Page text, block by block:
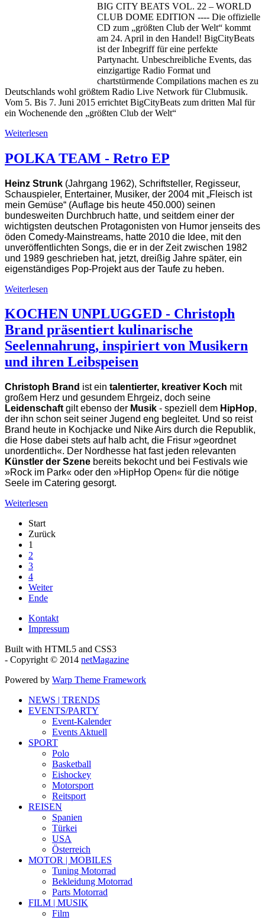
BIG CITY BEATS VOL. 22 – WORLD
CLUB DOME EDITION ---- Die offizielle
CD zum „größten Club der Welt“ kommt
am 24. April in den Handel! BigCityBeats
ist der Inbegriff für eine perfekte
Partynacht. Unbeschreibliche Events, das
einzigartige Radio Format und
chartstürmende Compilations machen es zu
Deutschlands wohl größtem Radio Live Network für Clubmusik.
Vom 5. Bis 7. Juni 2015 errichtet BigCityBeats zum dritten Mal für
ein Wochenende den „größten Club der Welt“
Weiterlesen
POLKA TEAM - Retro EP
Heinz Strunk (Jahrgang 1962), Schriftsteller, Regisseur,
Schauspieler, Entertainer, Musiker, der 2004 mit „Fleisch ist
mein Gemüse“ (Auflage bis heute 450.000) seinen
bundesweiten Durchbruch hatte, und seitdem einer der
wichtigsten deutschen Protagonisten von Humor jenseits des
öden Comedy-Mainstreams, hatte 2010 die Idee, mit den
unveröffentlichten Songs, die er in der Zeit zwischen 1982
und 1989 geschrieben hat, jetzt, dreißig Jahre später, ein
eigenständiges Pop-Projekt aus der Taufe zu heben.
Weiterlesen
KOCHEN UNPLUGGED - Christoph
Brand präsentiert kulinarische
Seelennahrung, inspiriert von Musikern
und ihren Leibspeisen
Christoph Brand ist ein talentierter, kreativer Koch mit
großem Herz und gesundem Ehrgeiz, doch seine
Leidenschaft gilt ebenso der Musik - speziell dem HipHop,
der ihn schon seit seiner Jugend eng begleitet. Und so reist
Brand heute in Kochjacke und Nike Airs durch die Republik,
die Hose dabei stets auf halb acht, die Frisur »geordnet
unordentlich«. Der Nordhesse hat fast jeden relevanten
Künstler der Szene bereits bekocht und bei Festivals wie
»Rock im Park« oder den »HipHop Open« für die nötige
Seele im Catering gesorgt.
Weiterlesen
Start
Zurück
1
2
3
4
Weiter
Ende
Kontakt
Impressum
Built with HTML5 and CSS3
- Copyright © 2014 netMagazine
Powered by Warp Theme Framework
NEWS | TRENDS
EVENTS/PARTY
Event-Kalender
Events Aktuell
SPORT
Polo
Basketball
Eishockey
Motorsport
Reitsport
REISEN
Spanien
Türkei
USA
Österreich
MOTOR | MOBILES
Tuning Motorrad
Bekleidung Motorrad
Parts Motorrad
FILM | MUSIK
Film